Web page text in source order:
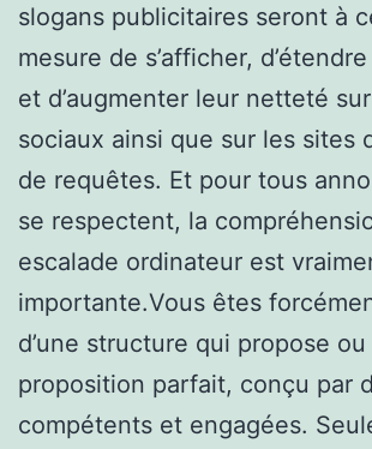
slogans publicitaires seront à
mesure de s’afficher,
et d’augmenter leur netteté
sociaux ainsi que sur les sites
de requêtes. Et pour tous
se respectent, la
escalade ordinateur est
importante.Vous êtes
d’une structure qui propose
proposition parfait, conçu par
compétents et engagées.